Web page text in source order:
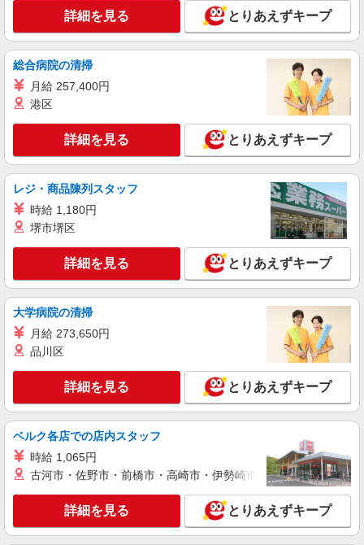
給1480円〜 19時以降：時給1580円〜 ★土曜＋100
円 ★日・祝＋100円 ※アルバイトさんの時給や募
集内容はお問い合わせください
埼玉県ふじみ野市大原2-1-32
キープ 詳細を見る
アルバイト パート
ヤオコー 上福岡駒林店
スーパーマーケットの惣菜スタッフ
＜パート時給＞ 時給1,330円〜1,680円（曜
日・時間帯による） 9時迄：時給1430円〜 9時以
降：時給1330円〜 18時以降：時給1480円〜 19時
以降：時給1580円〜 ★土曜＋100円 ★日・祝＋
100円 ※アルバイトさんの時給や募集内容はお問
埼玉県ふじみ野市駒林元町2-1-20
キープ 詳細を見る
アルバイト パート
ヤオコー 上福岡西口店
スーパーマーケットの寿司スタッフ
＜パート時給＞ 時給1,230円〜1,580円（曜
日・時間帯による） 9時迄：時給1330円〜 9時以
降：時給1230円〜 18時以降：時給1380円〜 19時
以降：時給1480円〜 ★土曜＋100円 ★日・祝＋
100円 ※アルバイトさんの時給や募集内容はお問
い合わせください
キープ 詳細を見る
アルバイト パート
ヤオコー ふじみ野大原店
スーパーマーケットの加工食品スタッフ
＜パート時給＞ 時給1,230円〜1,580円（曜
日・時間帯による） 時給1230円〜 18時以降：時
給1380円〜 19時以降：時給1480円〜 ★土曜＋100
円 ★日・祝＋100円 ※アルバイトさんの時給や募
集内容はお問い合わせください
埼玉県ふじみ野市大原2-1-32
詳細を見る
詳細を見る とりあえずキープ
総合病院の清掃
月給 257,400円
港区
詳細を見る とりあえずキープ
レジ・商品陳列スタッフ
時給 1,180円
堺市堺区
詳細を見る とりあえずキープ
大学病院の清掃
月給 273,650円
品川区
詳細を見る とりあえずキープ
ベルク各店での店内スタッフ
時給 1,065円
古河市・佐野市・前橋市・高崎市・伊勢崎市・太田市・館林市
詳細を見る とりあえずキープ